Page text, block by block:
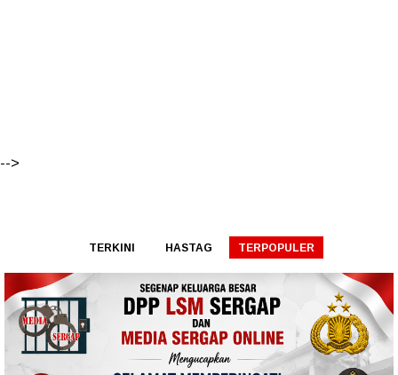
-->
TERKINI HASTAG TERPOPULER